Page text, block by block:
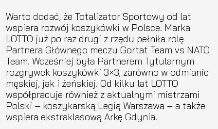
Warto dodać, że Totalizator Sportowy od lat
wspiera rozwój koszykówki w Polsce. Marka
LOTTO już po raz drugi z rzędu pełniła rolę
Partnera Głównego meczu Gortat Team vs NATO
Team. Wcześniej była Partnerem Tytularnym
rozgrywek koszykówki 3×3, zarówno w odmianie
męskiej, jak i żeńskiej. Od kilku lat LOTTO
współpracuje również z aktualnymi mistrzami
Polski – koszykarską Legią Warszawa – a także
wspiera ekstraklasową Arkę Gdynia.